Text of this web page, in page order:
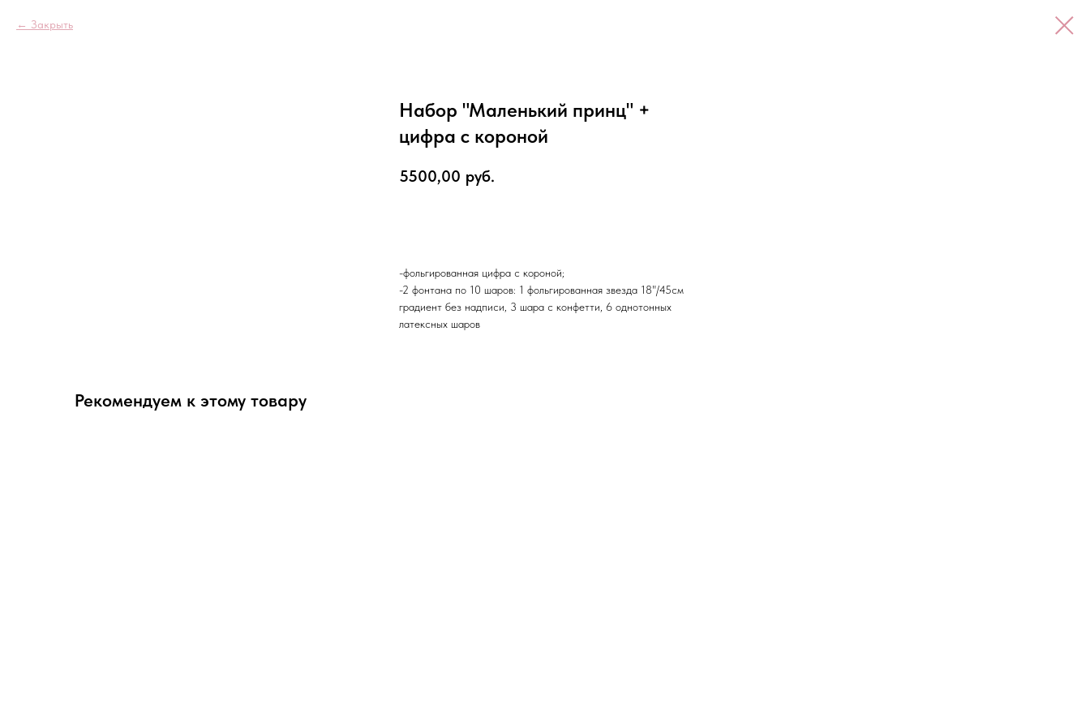
Закрыть
Набор "Маленький принц" +
цифра с короной
5500,00 руб.
-фольгированная цифра с короной;
-2 фонтана по 10 шаров: 1 фольгированная звезда 18"/45см
градиент без надписи, 3 шара с конфетти, 6 однотонных
латексных шаров
Рекомендуем к этому товару